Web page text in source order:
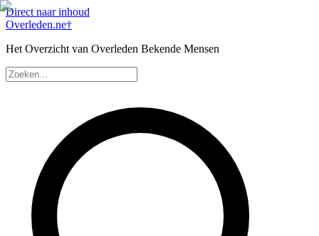
Direct naar inhoud
Overleden.ne†
Het Overzicht van Overleden Bekende Mensen